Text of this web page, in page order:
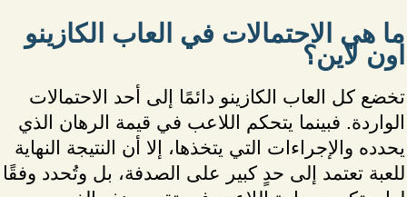
ما هي الاحتمالات في العاب الكازينو
اون لاين؟
تخضع كل العاب الكازينو دائمًا إلى أحد الاحتمالات
الواردة. فبينما يتحكم اللاعب في قيمة الرهان الذي
يحدده والإجراءات التي يتخذها، إلا أن النتيجة النهاية
للعبة تعتمد إلى حدٍ كبير على الصدفة، بل وتُحدد وفقًا